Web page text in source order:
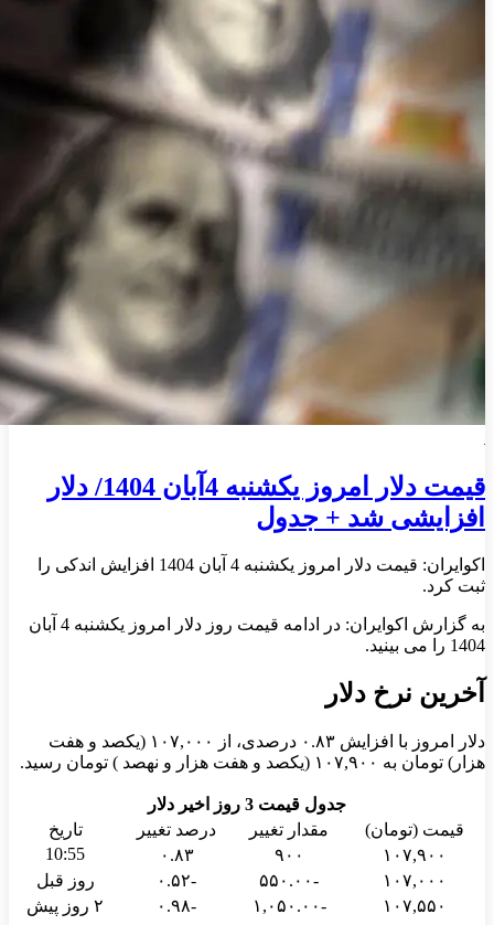
قیمت دلار امروز یکشنبه 4آبان 1404/ دلار
افزایشی شد + جدول
اکوایران: قیمت دلار امروز یکشنبه 4 آبان 1404 افزایش اندکی را
ثبت کرد.
به گزارش اکوایران: در ادامه قیمت روز دلار امروز یکشنبه 4 آبان
1404 را می بینید.
آخرین نرخ دلار
دلار امروز با افزایش ۰.۸۳ درصدی، از ۱۰۷,۰۰۰ (یکصد و هفت
هزار) تومان به ۱۰۷,۹۰۰ (یکصد و هفت هزار و نهصد ) تومان رسید.
جدول قیمت 3 روز اخیر دلار
قیمت (تومان)
مقدار تغییر درصد تغییر
تاریخ
۱۰۷,۹۰۰
۹۰۰ ۰.۸۳
10:55
۱۰۷,۰۰۰
-۵۵۰.۰۰ -۰.۵۲
روز قبل
۱۰۷,۵۵۰
-۱,۰۵۰.۰۰ -۰.۹۸ ۲ روز پیش